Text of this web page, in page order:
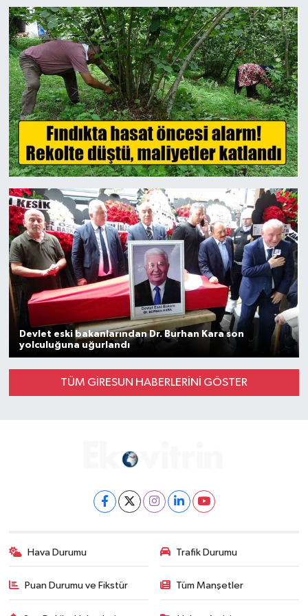
Devlet eski bakanlarından Dr. Burhan Kara son
yolculuğuna uğurlandı
TÜM GİRESUN HABERLERINI GÖSTER
Hava Durumu Trafik Durumu
Puan Durumu ve Fikstür Tüm Manşetler
Gayrimenkul
Spor
Eğitim